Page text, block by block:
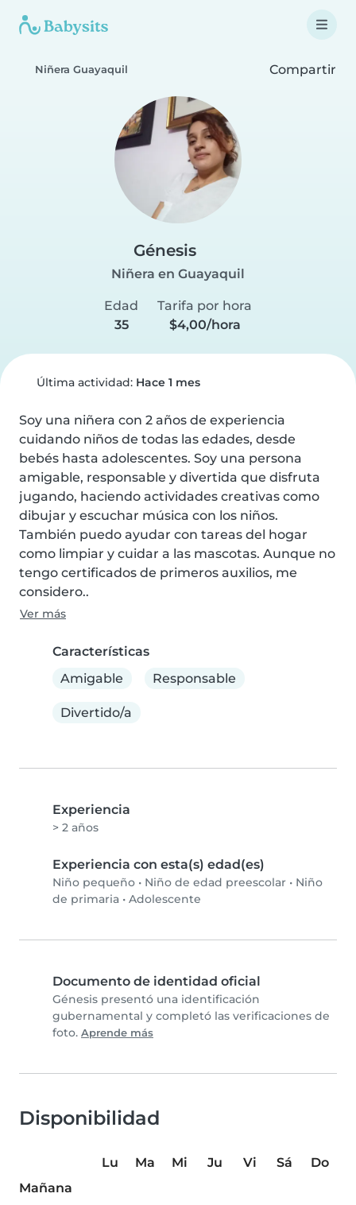
Niñera Guayaquil Compartir
Génesis
Niñera en Guayaquil
Edad
35
Tarifa por hora
$4,00/hora
Última actividad: Hace 1 mes
Soy una niñera con 2 años de experiencia
cuidando niños de todas las edades, desde
bebés hasta adolescentes. Soy una persona
amigable, responsable y divertida que disfruta
jugando, haciendo actividades creativas como
dibujar y escuchar música con los niños.
También puedo ayudar con tareas del hogar
como limpiar y cuidar a las mascotas. Aunque no
tengo certificados de primeros auxilios, me
considero..
Ver más
Características
Amigable
Responsable
Divertido/a
Experiencia
> 2 años
Experiencia con esta(s) edad(es)
Niño pequeño • Niño de edad preescolar • Niño
de primaria • Adolescente
Documento de identidad oficial
Génesis presentó una identificación
gubernamental y completó las verificaciones de
foto. Aprende más
Disponibilidad
Lu Ma Mi Ju Vi Sá
Do
Mañana